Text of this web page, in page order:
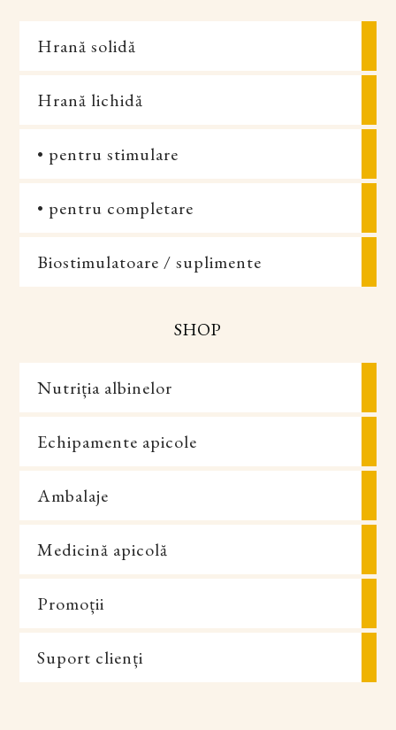
Hrană solidă
Hrană lichidă
• pentru stimulare
• pentru completare
Biostimulatoare / suplimente
SHOP
Nutriția albinelor
Echipamente apicole
Ambalaje
Medicină apicolă
Promoții
Suport clienți